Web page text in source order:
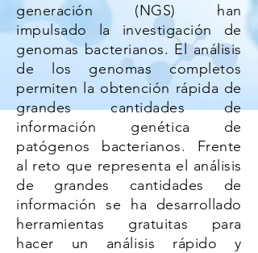
generación (NGS) han
impulsado la investigación de
genomas bacterianos. El análisis
de los genomas completos
permiten la obtención rápida de
grandes cantidades de
información genética de
patógenos bacterianos. Frente
al reto que representa el análisis
de grandes cantidades de
información se ha desarrollado
herramientas gratuitas para
hacer un análisis rápido y